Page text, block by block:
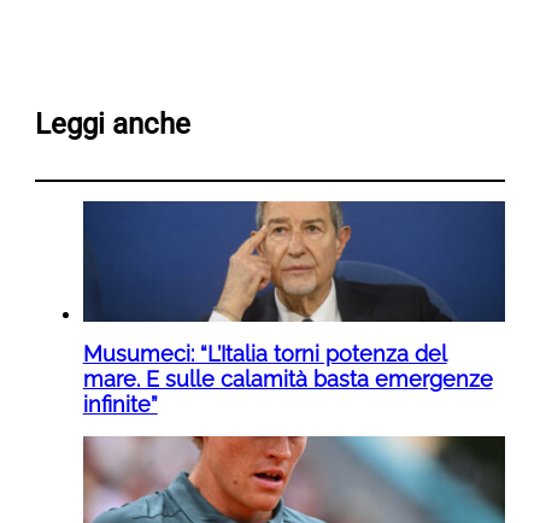
Leggi anche
Musumeci: “L’Italia torni potenza del
mare. E sulle calamità basta emergenze
infinite”